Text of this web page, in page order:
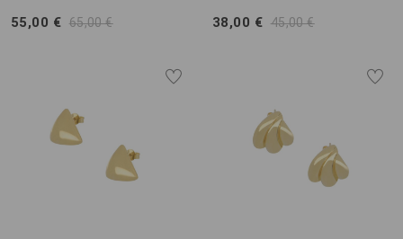
55,00 € 65,00 €
38,00 € 45,00 €